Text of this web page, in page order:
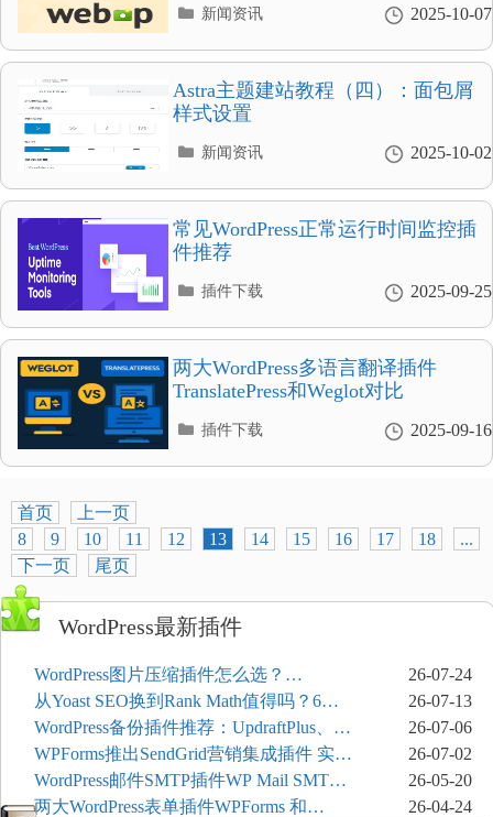
2025-10-07
分
新闻资讯
Astra主题建站教程（四）：面包屑
样式设置
2025-10-02
分
录
新闻资讯
常见WordPress正常运行时间监控插
件推荐
2025-09-25
分
录
插件下载
两大WordPress多语言翻译插件
TranslatePress和Weglot对比
2025-09-16
分
插件下载
首页
上一页
8
9 10 11 12 13 14 15 16 17 18
...
下一页
尾页
WordPress最新插件
WordPress图片压缩插件怎么选？
ShortPixel、Imagify、Smush和EWWW全
面对比
26-07-24
从Yoast SEO换到Rank Math值得吗？6个
功能与切换前检查清单
26-07-13
WordPress备份插件推荐：UpdraftPlus、
JetBackup和主机自动备份等方案
26-07-06
WPForms推出SendGrid营销集成插件 实现
表单联系人自动同步
26-07-02
WordPress邮件SMTP插件WP Mail SMTP
和FluentSMT对比评测
26-05-20
两大WordPress表单插件WPForms 和
26-04-24